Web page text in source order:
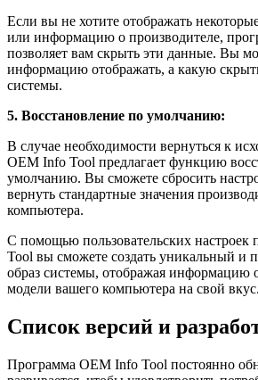
Если вы не хотите отображать
или информацию о производителе,
позволяет вам скрыть эти данные. Вы
информацию отображать, а какую
системы.
5. Восстановление по умолчанию:
В случае необходимости вернуться к
OEM Info Tool предлагает функцию
умолчанию. Вы сможете сбросить
вернуть стандартные значения
компьютера.
С помощью пользовательских
Tool вы сможете создать уникальный и
образ системы, отображая информацию
модели вашего компьютера на свой вкус.
Список версий и
Программа OEM Info Tool постоянно